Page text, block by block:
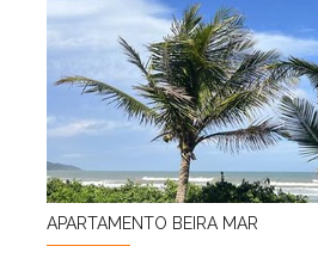
APARTAMENTO BEIRA MAR